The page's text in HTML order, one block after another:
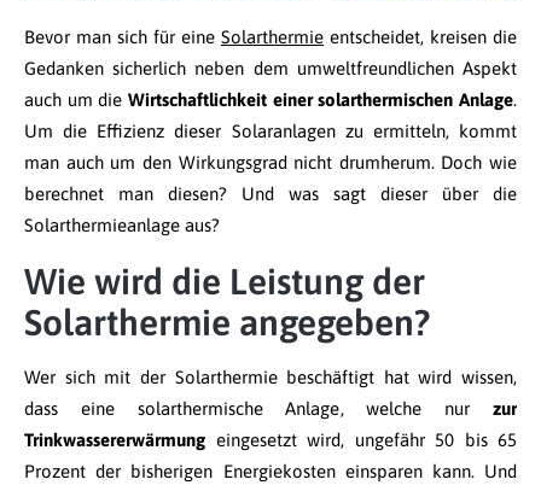
Bevor man sich für eine Solarthermie entscheidet, kreisen die
Gedanken sicherlich neben dem umweltfreundlichen Aspekt
auch um die Wirtschaftlichkeit einer solarthermischen Anlage.
Um die Effizienz dieser Solaranlagen zu ermitteln, kommt
man auch um den Wirkungsgrad nicht drumherum. Doch wie
berechnet man diesen? Und was sagt dieser über die
Solarthermieanlage aus?
Wie wird die Leistung der
Solarthermie angegeben?
Wer sich mit der Solarthermie beschäftigt hat wird wissen,
dass eine solarthermische Anlage, welche nur zur
Trinkwassererwärmung eingesetzt wird, ungefähr 50 bis 65
Prozent der bisherigen Energiekosten einsparen kann. Und